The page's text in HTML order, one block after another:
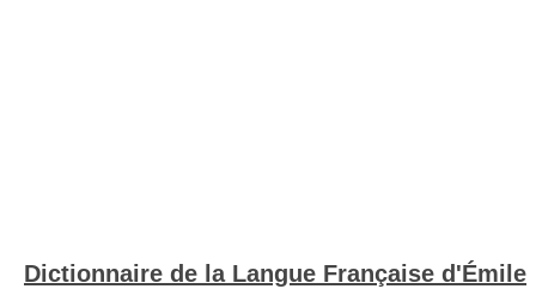
Dictionnaire de la Langue Française d'Émile